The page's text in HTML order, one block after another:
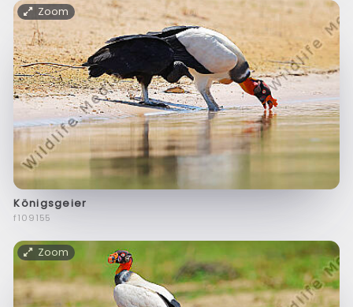
Zoom
Königsgeier
f109155
Zoom